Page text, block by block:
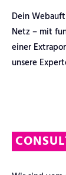
Dein
Netz – mit
einer
unsere